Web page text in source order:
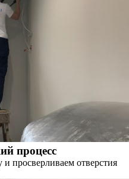
процесс
и просверливаем отверстия